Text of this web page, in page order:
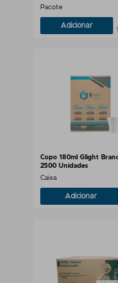
1.000 folhas
Pacote
Adicionar
Copo 180ml Glight
2500 Unidades
Caixa
Adicionar